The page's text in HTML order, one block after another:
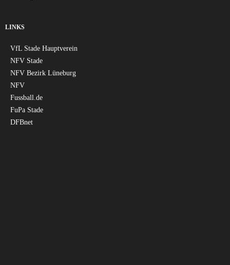
LINKS
VfL Stade Hauptverein
NFV Stade
NFV Bezirk Lüneburg
NFV
Fussball.de
FuPa Stade
DFBnet